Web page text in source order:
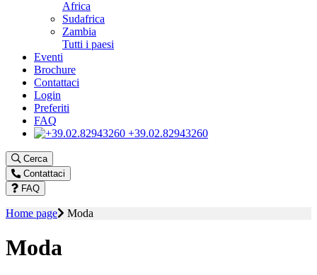
Africa
Sudafrica
Zambia
Tutti i paesi
Eventi
Brochure
Contattaci
Login
Preferiti
FAQ
+39.02.82943260
Cerca
Contattaci
FAQ
Home page Moda
Moda